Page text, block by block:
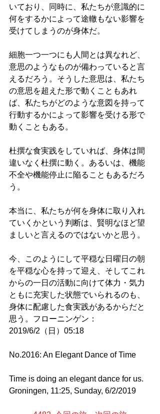
いており、同時に、私たちが意識的に
何をするかによって途轍もない影響を
受けてしまうのが身体だ。
細胞一つ一つにも人間とは異なれど、
意思のようなものが備わっていると言
えるだろう。そうした意思は、私たち
の意思を超えた形で動くこともあれ
ば、私たちがどのような意図を持って
行動するかによって影響を受ける形で
動くこともある。
杜撰な食実践をしていれば、身体は間
違いなく杜撰に動く。あるいは、機能
不全や機能停止に陥ることもあるだろ
う。
本当に、私たちが何を身体に取り入れ
ていくかという判断は、賢明なほど望
ましいと言えるのではないかと思う。
今、このようにして平穏な日曜日の朝
を平穏な心を持って迎え、そしてこれ
からの一日の活動に向けて体力・気力
ともに充実した状態でいられるのも、
身体に配慮した食実践があるからだと
思う。フローニンゲン：
2019/6/2（日）05:18
No.2016: An Elegant Dance of Time
Time is doing an elegant dance for us.
Groningen, 11:25, Sunday, 6/2/2019